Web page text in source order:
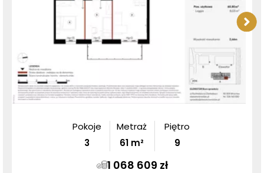
Pokoje
3
Metraż
61 m²
Piętro
9
1 068 609 zł